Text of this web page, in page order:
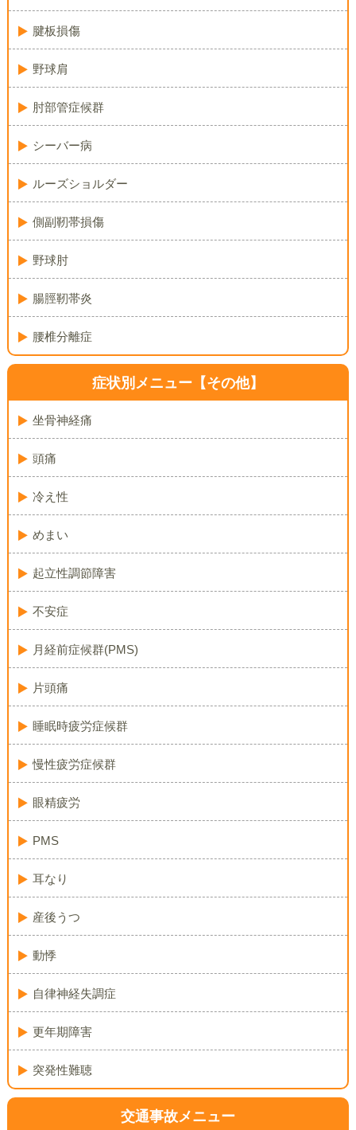
腱板損傷
野球肩
肘部管症候群
シーバー病
ルーズショルダー
側副靭帯損傷
野球肘
腸脛靭帯炎
腰椎分離症
症状別メニュー【その他】
坐骨神経痛
頭痛
冷え性
めまい
起立性調節障害
不安症
月経前症候群(PMS)
片頭痛
睡眠時疲労症候群
慢性疲労症候群
眼精疲労
PMS
耳なり
産後うつ
動悸
自律神経失調症
更年期障害
突発性難聴
交通事故メニュー